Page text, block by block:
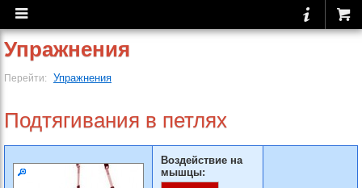
Упражнения
Перейти: Упражнения
Подтягивания в петлях
Воздействие на
мышцы: